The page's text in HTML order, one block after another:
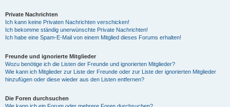
Private Nachrichten
Ich kann keine Privaten Nachrichten verschicken!
Ich bekomme ständig unerwünschte Private Nachrichten!
Ich habe eine Spam-E-Mail von einem Mitglied dieses Forums erhalten!
Freunde und ignorierte Mitglieder
Wozu benötige ich die Listen der Freunde und ignorierten Mitglieder?
Wie kann ich Mitglieder zur Liste der Freunde oder zur Liste der ignorierten Mitglieder
hinzufügen oder diese wieder aus den Listen entfernen?
Die Foren durchsuchen
Wie kann ich ein Forum oder mehrere Foren durchsuchen?